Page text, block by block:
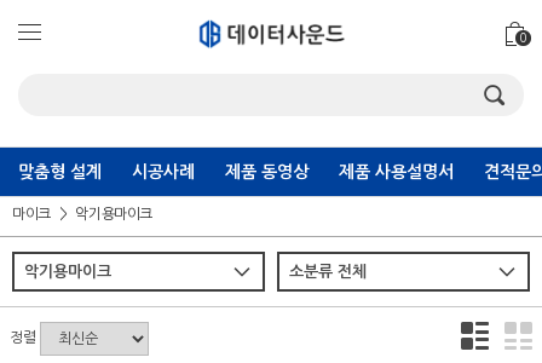
0
맞춤형 설계 시공사례 제품 동영상 제품 사용설명서 견적문
마이크 악기용마이크
정렬